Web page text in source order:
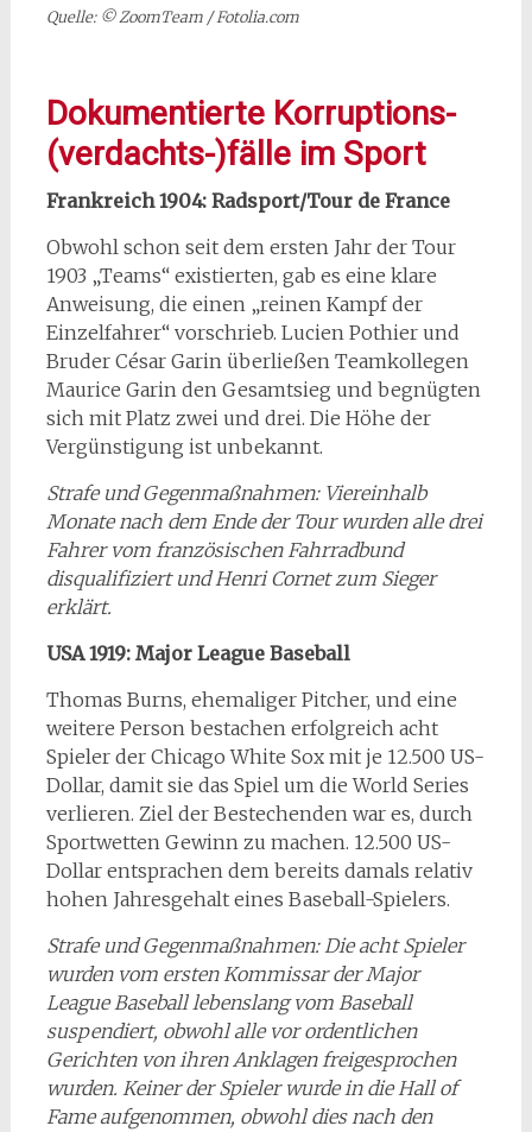
Quelle: © ZoomTeam / Fotolia.com
Dokumentierte Korruptions-
(verdachts-)fälle im Sport
Frankreich 1904: Radsport/Tour de France
Obwohl schon seit dem ersten Jahr der Tour
1903 „Teams“ existierten, gab es eine klare
Anweisung, die einen „reinen Kampf der
Einzelfahrer“ vorschrieb. Lucien Pothier und
Bruder César Garin überließen Teamkollegen
Maurice Garin den Gesamtsieg und begnügten
sich mit Platz zwei und drei. Die Höhe der
Vergünstigung ist unbekannt.
Strafe und Gegenmaßnahmen: Viereinhalb
Monate nach dem Ende der Tour wurden alle drei
Fahrer vom französischen Fahrradbund
disqualifiziert und Henri Cornet zum Sieger
erklärt.
USA 1919: Major League Baseball
Thomas Burns, ehemaliger Pitcher, und eine
weitere Person bestachen erfolgreich acht
Spieler der Chicago White Sox mit je 12.500 US-
Dollar, damit sie das Spiel um die World Series
verlieren. Ziel der Bestechenden war es, durch
Sportwetten Gewinn zu machen. 12.500 US-
Dollar entsprachen dem bereits damals relativ
hohen Jahresgehalt eines Baseball-Spielers.
Strafe und Gegenmaßnahmen: Die acht Spieler
wurden vom ersten Kommissar der Major
League Baseball lebenslang vom Baseball
suspendiert, obwohl alle vor ordentlichen
Gerichten von ihren Anklagen freigesprochen
wurden. Keiner der Spieler wurde in die Hall of
Fame aufgenommen, obwohl dies nach den